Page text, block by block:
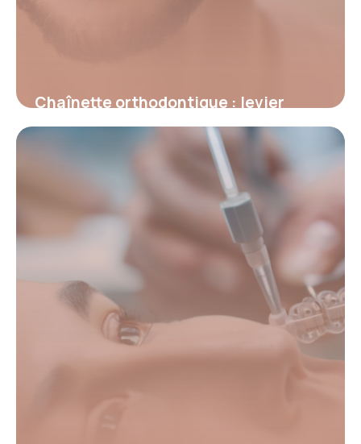
Chaînette orthodontique : levier
discret pour un alignement dentaire